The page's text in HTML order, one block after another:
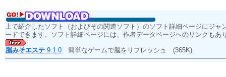
上で紹介したソフト（およびその関連ソフト）のソフト詳細ページにジ
ードできます。ソフト詳細ページには、作者データページへのリンクもあ
脳みそエステ 9.1.0 簡単なゲームで脳をリフレッシュ (365K)